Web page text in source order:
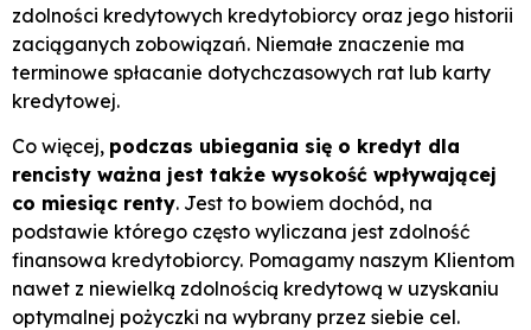
zdolności kredytowych kredytobiorcy oraz jego historii
zaciąganych zobowiązań. Niemałe znaczenie ma
terminowe spłacanie dotychczasowych rat lub karty
kredytowej.
Co więcej, podczas ubiegania się o kredyt dla
rencisty ważna jest także wysokość wpływającej
co miesiąc renty. Jest to bowiem dochód, na
podstawie którego często wyliczana jest zdolność
finansowa kredytobiorcy. Pomagamy naszym Klientom
nawet z niewielką zdolnością kredytową w uzyskaniu
optymalnej pożyczki na wybrany przez siebie cel.